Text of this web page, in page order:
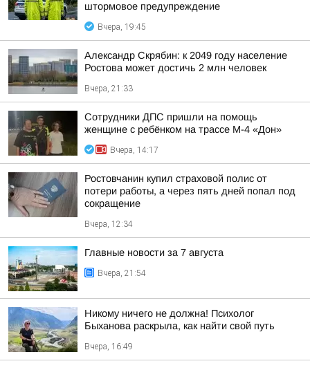
штормовое предупреждение
Вчера, 19:45
Александр Скрябин: к 2049 году население
Ростова может достичь 2 млн человек
Вчера, 21:33
Сотрудники ДПС пришли на помощь
женщине с ребёнком на трассе М-4 «Дон»
Вчера, 14:17
Ростовчанин купил страховой полис от
потери работы, а через пять дней попал под
сокращение
Вчера, 12:34
Главные новости за 7 августа
Вчера, 21:54
Никому ничего не должна! Психолог
Быханова раскрыла, как найти свой путь
Вчера, 16:49